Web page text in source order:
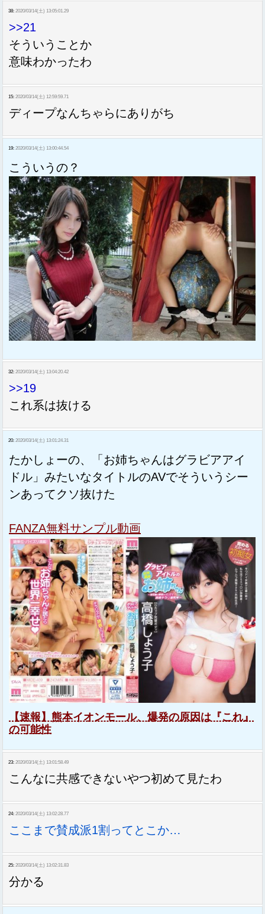
38: 2020/03/14(土) 13:05:01.29
>>21
そういうことか
意味わかったわ
15: 2020/03/14(土) 12:59:59.71
ディープなんちゃらにありがち
19: 2020/03/14(土) 13:00:44.54
こういうの？
32: 2020/03/14(土) 13:04:20.42
>>19
これ系は抜ける
20: 2020/03/14(土) 13:01:24.31
たかしょーの、「お姉ちゃんはグラビアアイ
ドル」みたいなタイトルのAVでそういうシー
ンあってクソ抜けた
FANZA無料サンプル動画
【速報】熊本イオンモール、爆発の原因は『これ』
の可能性
23: 2020/03/14(土) 13:01:58.49
こんなに共感できないやつ初めて見たわ
24: 2020/03/14(土) 13:02:28.77
ここまで賛成派1割ってとこか…
25: 2020/03/14(土) 13:02:31.83
分かる